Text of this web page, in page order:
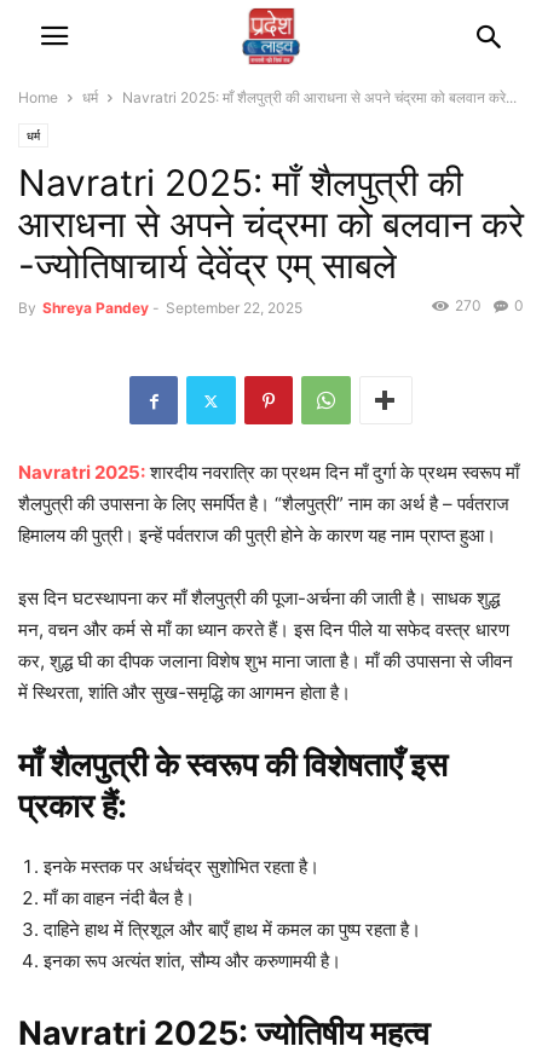
Home धर्म Navratri 2025: माँ शैलपुत्री की आराधना से अपने चंद्रमा को बलवान करे...
धर्म
Navratri 2025: माँ शैलपुत्री की
आराधना से अपने चंद्रमा को बलवान करे
-ज्योतिषाचार्य देवेंद्र एम् साबले
By Shreya Pandey - September 22, 2025 0
270
Navratri 2025:शारदीय नवरात्रि का प्रथम दिन माँ दुर्गा के प्रथम स्वरूप माँ
शैलपुत्री की उपासना के लिए समर्पित है। “शैलपुत्री” नाम का अर्थ है – पर्वतराज
हिमालय की पुत्री। इन्हें पर्वतराज की पुत्री होने के कारण यह नाम प्राप्त हुआ।
इस दिन घटस्थापना कर माँ शैलपुत्री की पूजा-अर्चना की जाती है। साधक शुद्ध
मन, वचन और कर्म से माँ का ध्यान करते हैं। इस दिन पीले या सफेद वस्त्र धारण
कर, शुद्ध घी का दीपक जलाना विशेष शुभ माना जाता है। माँ की उपासना से जीवन
में स्थिरता, शांति और सुख-समृद्धि का आगमन होता है।
माँ शैलपुत्री के स्वरूप की विशेषताएँ इस
प्रकार हैं:
इनके मस्तक पर अर्धचंद्र सुशोभित रहता है।
माँ का वाहन नंदी बैल है।
दाहिने हाथ में त्रिशूल और बाएँ हाथ में कमल का पुष्प रहता है।
इनका रूप अत्यंत शांत, सौम्य और करुणामयी है।
Navratri 2025: ज्योतिषीय महत्व